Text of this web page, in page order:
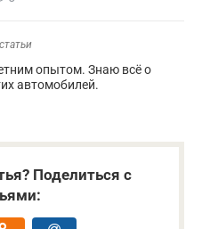
опытом. Знаю всё о
автомобилей.
Поделиться с